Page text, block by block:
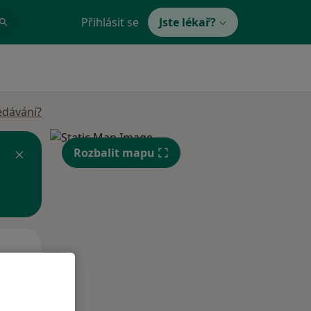
Přihlásit se Jste lékař?
Rozbalit mapu